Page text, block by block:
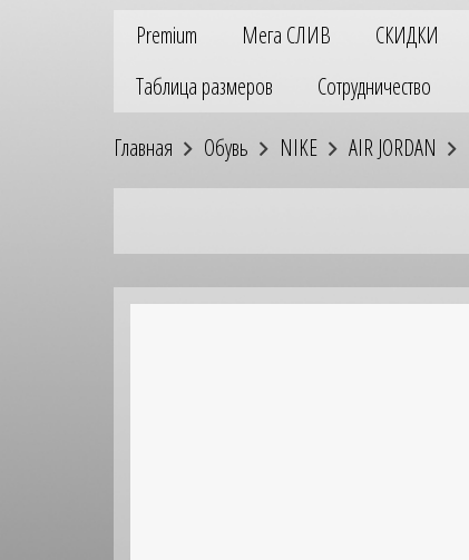
Premium Мега СЛИВ СКИДКИ
Таблица размеров
Сотрудничество
Главная Обувь NIKE AIR JORDAN